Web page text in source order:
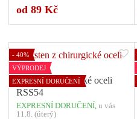
od 89 KčPočet variant: 1
- 40%
VÝPRODEJ
EXPRESNÍ DORUČENÍ
Prsten z chirurgické oceli
RSS54
EXPRESNÍ DORUČENÍ, u vás
11.8. (úterý)